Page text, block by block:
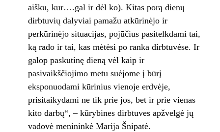
aišku, kur….gal ir dėl ko). Kitas porą dienų
dirbtuvių dalyviai pamažu atkūrinėjo ir
perkūrinėjo situacijas, pojūčius pasitelkdami tai,
ką rado ir tai, kas mėtėsi po ranka dirbtuvėse. Ir
galop paskutinę dieną vėl kaip ir
pasivaikščiojimo metu suėjome į būrį
eksponuodami kūrinius vienoje erdvėje,
prisitaikydami ne tik prie jos, bet ir prie vienas
kito darbų“, – kūrybines dirbtuves apžvelgė jų
vadovė menininkė Marija Šnipatė.